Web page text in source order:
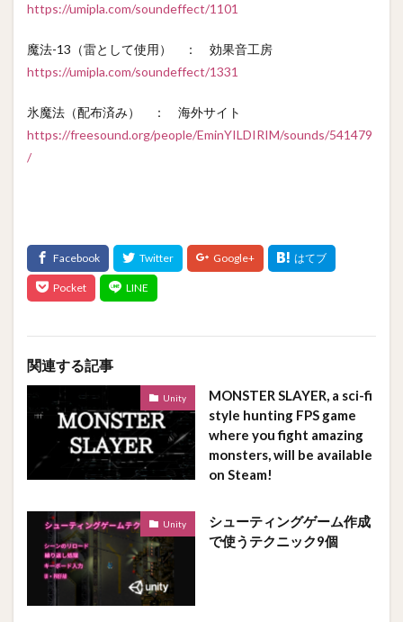
https://umipla.com/soundeffect/1101
魔法-13（雷として使用） ： 効果音工房
https://umipla.com/soundeffect/1331
氷魔法（配布済み） ： 海外サイト
https://freesound.org/people/EminYILDIRIM/sounds/541479
/
関連する記事
Unity
MONSTER SLAYER, a sci-fi
style hunting FPS game
where you fight amazing
monsters, will be available
on Steam!
Unity
シューティングゲーム作成
で使うテクニック9個